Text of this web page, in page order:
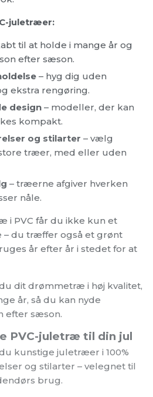
juletræer:
til at holde i mange år og
efter sæson.
– hyg dig uden
ekstra rengøring.
design – modeller, der kan
kompakt.
og stilarter – vælg
træer, med eller uden
– træerne afgiver hverken
nåle.
i PVC får du ikke kun et
du træffer også et grønt
år efter år i stedet for at
dit drømmetræ i høj kvalitet,
år, så du kan nyde
efter sæson.
PVC-juletræ til din jul
kunstige juletræer i 100%
og stilarter – velegnet til
brug.